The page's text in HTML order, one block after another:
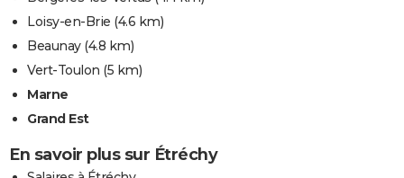
Loisy-en-Brie (4.6 km)
Beaunay(4.8 km)
Vert-Toulon (5 km)
Marne
Grand Est
En savoir plus sur Étréchy